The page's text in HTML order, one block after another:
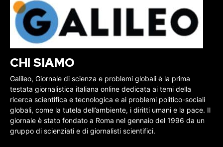
CHI SIAMO
Galileo, Giornale di scienza e problemi globali è la prima
testata giornalistica italiana online dedicata ai temi della
ricerca scientifica e tecnologica e ai problemi politico-sociali
globali, come la tutela dell’ambiente, i diritti umani e la pace. Il
giornale è stato fondato a Roma nel gennaio del 1996 da un
gruppo di scienziati e di giornalisti scientifici.